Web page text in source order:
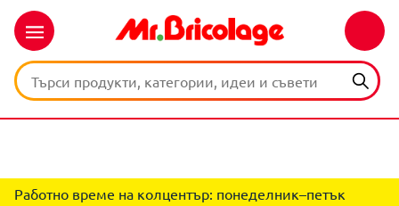
Работно време на колцентър: понеделник–петък